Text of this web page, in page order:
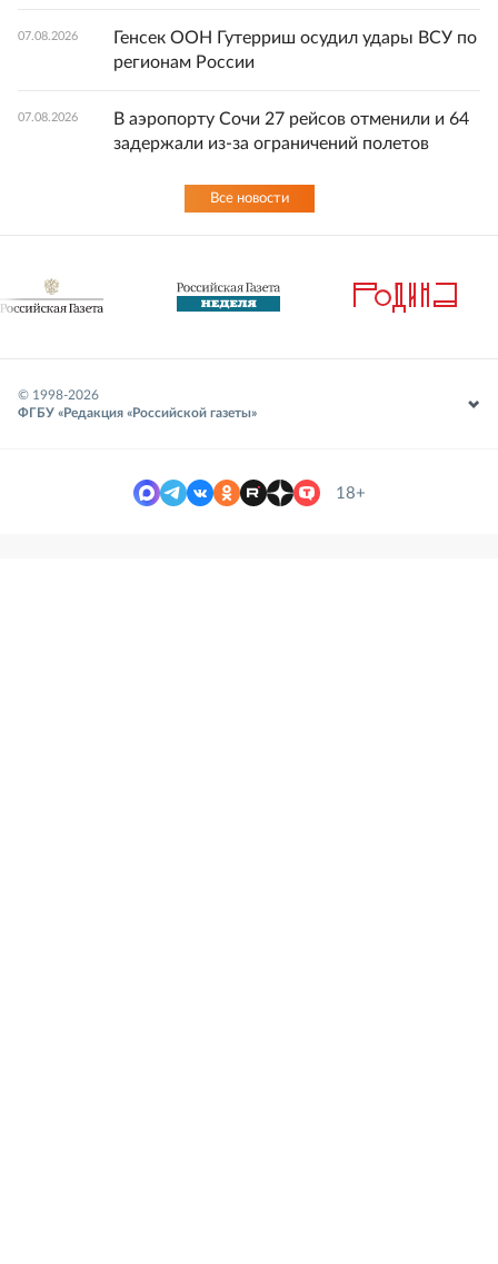
07.08.2026
Генсек ООН Гутерриш осудил удары ВСУ по
регионам России
07.08.2026
В аэропорту Сочи 27 рейсов отменили и 64
задержали из-за ограничений полетов
Все новости
© 1998-2026
ФГБУ «Редакция «Российской газеты»
18+